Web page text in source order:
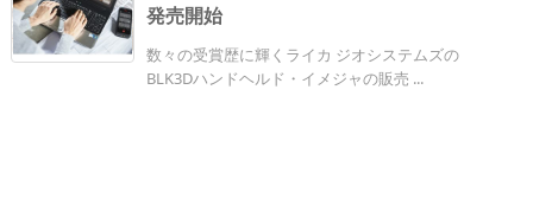
発売開始
数々の受賞歴に輝くライカ ジオシステムズの
BLK3Dハンドヘルド・イメジャの販売 ...